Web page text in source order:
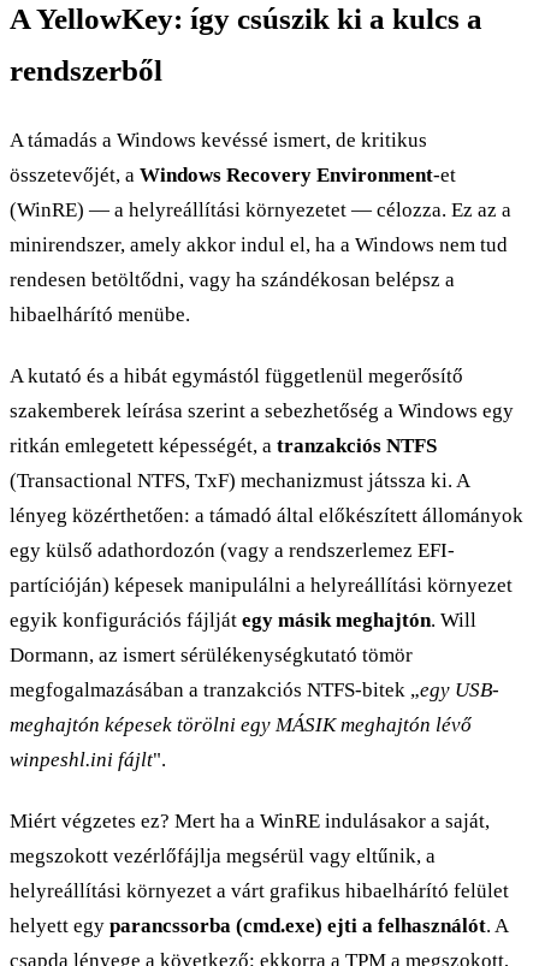
A YellowKey: így csúszik ki a kulcs a
rendszerből
A támadás a Windows kevéssé ismert, de kritikus
összetevőjét, a Windows Recovery Environment-et
(WinRE) — a helyreállítási környezetet — célozza. Ez az a
minirendszer, amely akkor indul el, ha a Windows nem tud
rendesen betöltődni, vagy ha szándékosan belépsz a
hibaelhárító menübe.
A kutató és a hibát egymástól függetlenül megerősítő
szakemberek leírása szerint a sebezhetőség a Windows egy
ritkán emlegetett képességét, a tranzakciós NTFS
(Transactional NTFS, TxF) mechanizmust játssza ki. A
lényeg közérthetően: a támadó által előkészített állományok
egy külső adathordozón (vagy a rendszerlemez EFI-
partícióján) képesek manipulálni a helyreállítási környezet
egyik konfigurációs fájlját egy másik meghajtón. Will
Dormann, az ismert sérülékenységkutató tömör
megfogalmazásában a tranzakciós NTFS-bitek „egy USB-
meghajtón képesek törölni egy MÁSIK meghajtón lévő
winpeshl.ini fájlt".
Miért végzetes ez? Mert ha a WinRE indulásakor a saját,
megszokott vezérlőfájlja megsérül vagy eltűnik, a
helyreállítási környezet a várt grafikus hibaelhárító felület
helyett egy parancssorba (cmd.exe) ejti a felhasználót. A
csapda lényege a következő: ekkorra a TPM a megszokott,